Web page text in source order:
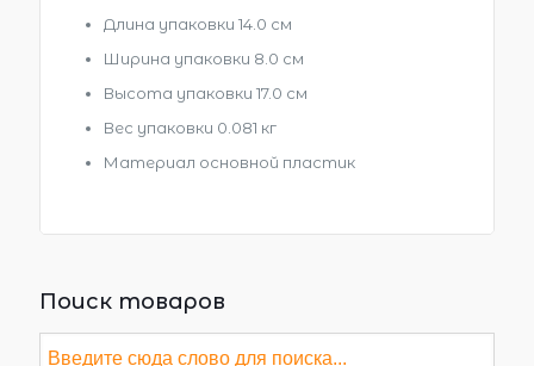
Длина упаковки 14.0 см
Ширина упаковки 8.0 см
Высота упаковки 17.0 см
Вес упаковки 0.081 кг
Материал основной пластик
Поиск товаров